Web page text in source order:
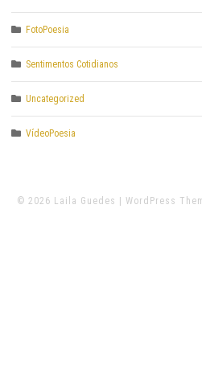
FotoPoesia
Sentimentos Cotidianos
Uncategorized
VídeoPoesia
© 2026 Laila Guedes | WordPress